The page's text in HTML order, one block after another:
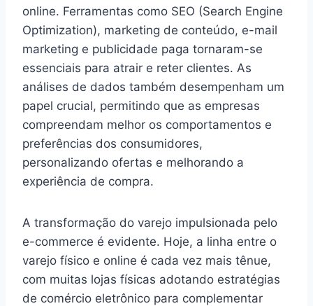
online. Ferramentas como SEO (Search Engine
Optimization), marketing de conteúdo, e-mail
marketing e publicidade paga tornaram-se
essenciais para atrair e reter clientes. As
análises de dados também desempenham um
papel crucial, permitindo que as empresas
compreendam melhor os comportamentos e
preferências dos consumidores,
personalizando ofertas e melhorando a
experiência de compra.
A transformação do varejo impulsionada pelo
e-commerce é evidente. Hoje, a linha entre o
varejo físico e online é cada vez mais tênue,
com muitas lojas físicas adotando estratégias
de comércio eletrônico para complementar